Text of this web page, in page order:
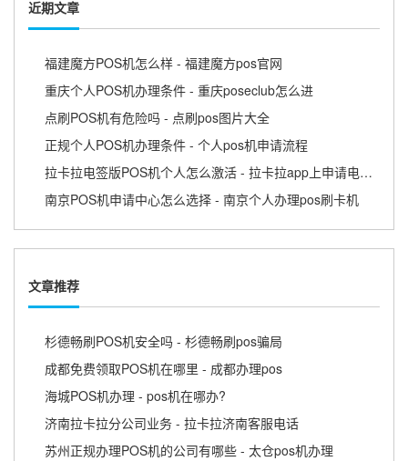
近期文章
福建魔方POS机怎么样 - 福建魔方pos官网
重庆个人POS机办理条件 - 重庆poseclub怎么进
点刷POS机有危险吗 - 点刷pos图片大全
正规个人POS机办理条件 - 个人pos机申请流程
拉卡拉电签版POS机个人怎么激活 - 拉卡拉app上申请电签pos需要收费吗
南京POS机申请中心怎么选择 - 南京个人办理pos刷卡机
文章推荐
杉德畅刷POS机安全吗 - 杉德畅刷pos骗局
成都免费领取POS机在哪里 - 成都办理pos
海城POS机办理 - pos机在哪办?
济南拉卡拉分公司业务 - 拉卡拉济南客服电话
苏州正规办理POS机的公司有哪些 - 太仓pos机办理